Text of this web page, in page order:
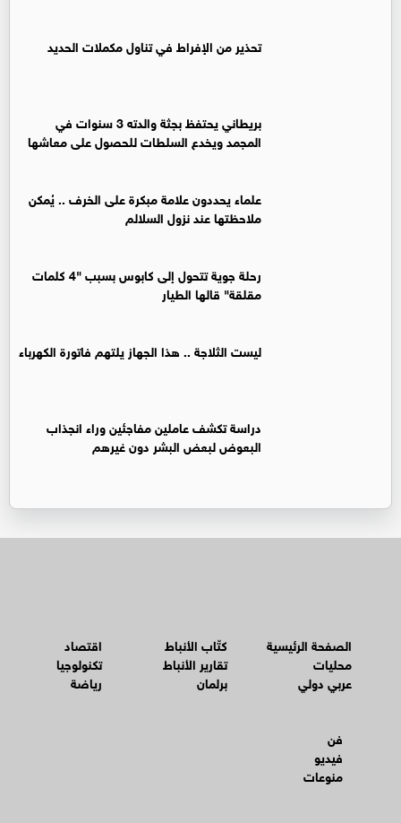
تحذير من الإفراط في تناول مكملات الحديد
بريطاني يحتفظ بجثة والدته 3 سنوات في
المجمد ويخدع السلطات للحصول على معاشها
علماء يحددون علامة مبكرة على الخرف .. يُمكن
ملاحظتها عند نزول السلالم
رحلة جوية تتحول إلى كابوس بسبب "4 كلمات
مقلقة" قالها الطيار
ليست الثلاجة .. هذا الجهاز يلتهم فاتورة الكهرباء
دراسة تكشف عاملين مفاجئين وراء انجذاب
البعوض لبعض البشر دون غيرهم
الصفحة الرئيسية
محليات
عربي دولي
كتّاب الأنباط
تقارير الأنباط
برلمان
اقتصاد
تكنولوجيا
رياضة
فن
فيديو
منوعات